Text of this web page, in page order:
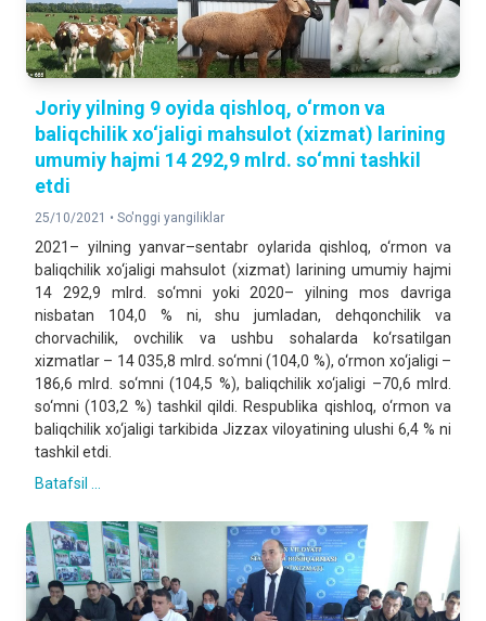
Joriy yilning 9 oyida qishloq, o‘rmon va
baliqchilik xo‘jaligi mahsulot (xizmat) larining
umumiy hajmi 14 292,9 mlrd. so‘mni tashkil
etdi
25/10/2021 • So'nggi yangiliklar
2021– yilning yanvar–sentabr oylarida qishloq, o‘rmon va
baliqchilik xo‘jaligi mahsulot (xizmat) larining umumiy hajmi
14 292,9 mlrd. so‘mni yoki 2020– yilning mos davriga
nisbatan 104,0 % ni, shu jumladan, dehqonchilik va
chorvachilik, ovchilik va ushbu sohalarda ko‘rsatilgan
xizmatlar – 14 035,8 mlrd. so‘mni (104,0 %), o‘rmon xo‘jaligi –
186,6 mlrd. so‘mni (104,5 %), baliqchilik xo‘jaligi –70,6 mlrd.
so‘mni (103,2 %) tashkil qildi. Respublika qishloq, o‘rmon va
baliqchilik xo‘jaligi tarkibida Jizzax viloyatining ulushi 6,4 % ni
tashkil etdi.
Batafsil ...